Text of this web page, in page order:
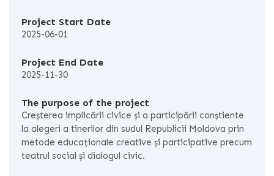
Project Start Date
2025-06-01
Project End Date
2025-11-30
The purpose of the project
Creșterea implicării civice și a participării conștiente
la alegeri a tinerilor din sudul Republicii Moldova prin
metode educaționale creative și participative precum
teatrul social și dialogul civic.